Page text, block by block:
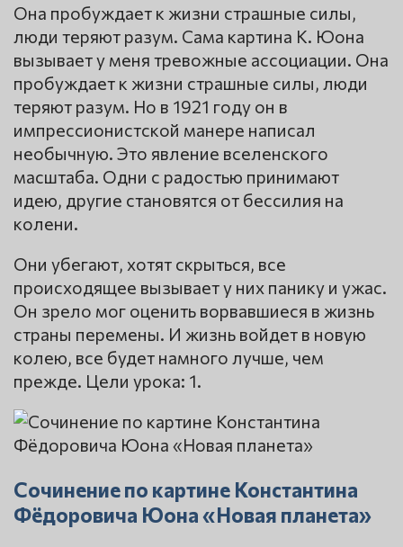
Она пробуждает к жизни страшные силы,
люди теряют разум. Сама картина К. Юона
вызывает у меня тревожные ассоциации. Она
пробуждает к жизни страшные силы, люди
теряют разум. Но в 1921 году он в
импрессионистской манере написал
необычную. Это явление вселенского
масштаба. Одни с радостью принимают
идею, другие становятся от бессилия на
колени.
Они убегают, хотят скрыться, все
происходящее вызывает у них панику и ужас.
Он зрело мог оценить ворвавшиеся в жизнь
страны перемены. И жизнь войдет в новую
колею, все будет намного лучше, чем
прежде. Цели урока: 1.
Сочинение по картине Константина
Фёдоровича Юона «Новая планета»